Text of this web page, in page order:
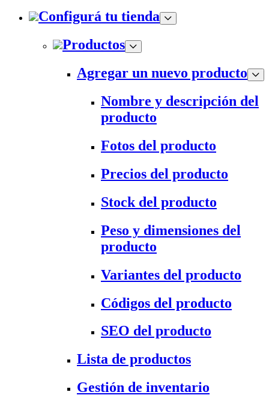
Configurá tu tienda
Productos
Agregar un nuevo producto
Nombre y descripción del
producto
Fotos del producto
Precios del producto
Stock del producto
Peso y dimensiones del
producto
Variantes del producto
Códigos del producto
SEO del producto
Lista de productos
Gestión de inventario